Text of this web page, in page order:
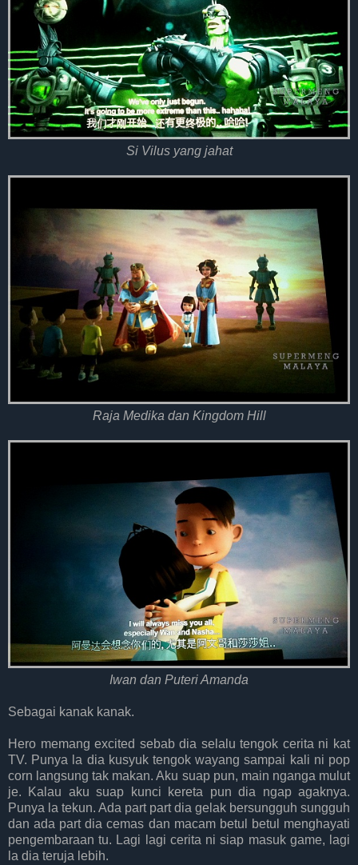
Si Vilus yang jahat
Raja Medika dan Kingdom Hill
Iwan dan Puteri Amanda
Sebagai kanak kanak.
Hero memang excited sebab dia selalu tengok cerita ni kat
TV. Punya la dia kusyuk tengok wayang sampai kali ni pop
corn langsung tak makan. Aku suap pun, main nganga mulut
je. Kalau aku suap kunci kereta pun dia ngap agaknya.
Punya la tekun. Ada part part dia gelak bersungguh sungguh
dan ada part dia cemas dan macam betul betul menghayati
pengembaraan tu. Lagi lagi cerita ni siap masuk game, lagi
la dia teruja lebih.